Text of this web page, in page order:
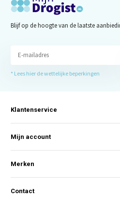
Blijf op de hoogte van de laatste
* Lees hier de wettelijke beperkingen
Klantenservice
Mijn account
Merken
Contact